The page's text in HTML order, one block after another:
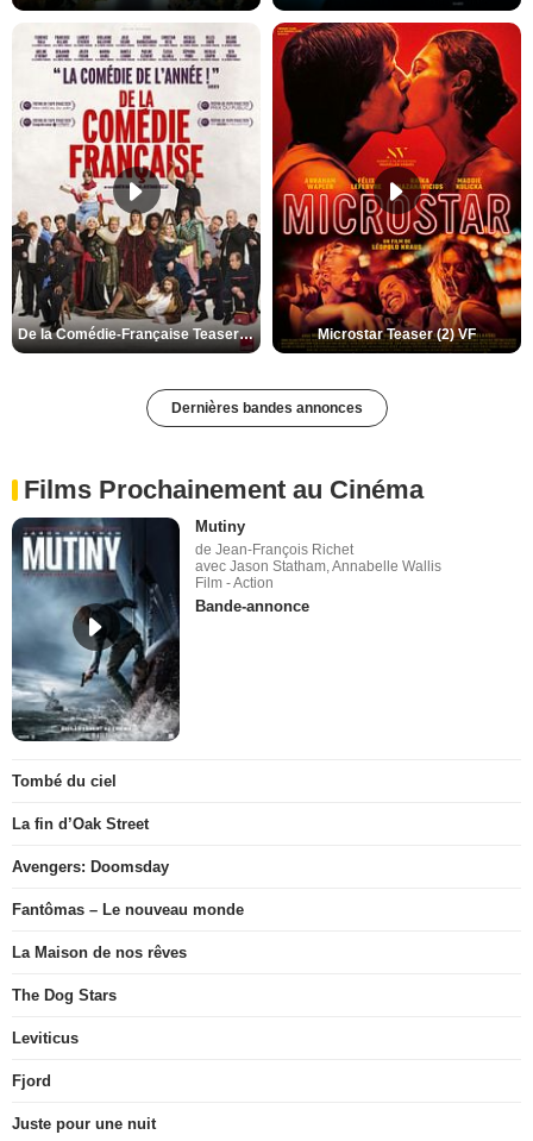
De la Comédie-Française Teaser (3) VF Microstar Teaser (2) VF
Dernières bandes annonces
Films Prochainement au Cinéma
Mutiny
de Jean-François Richet
avec Jason Statham, Annabelle Wallis
Film - Action
Bande-annonce
Tombé du ciel
La fin d’Oak Street
Avengers: Doomsday
Fantômas – Le nouveau monde
La Maison de nos rêves
The Dog Stars
Leviticus
Fjord
Juste pour une nuit